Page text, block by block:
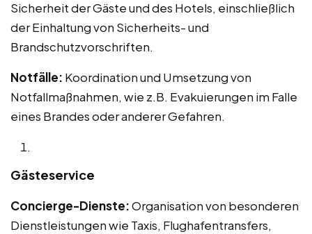
Sicherheit der Gäste und des Hotels, einschließlich
der Einhaltung von Sicherheits- und
Brandschutzvorschriften.
Notfälle: Koordination und Umsetzung von
Notfallmaßnahmen, wie z.B. Evakuierungen im Falle
eines Brandes oder anderer Gefahren.
Gästeservice
Concierge-Dienste:Organisation von besonderen
Dienstleistungen wie Taxis, Flughafentransfers,